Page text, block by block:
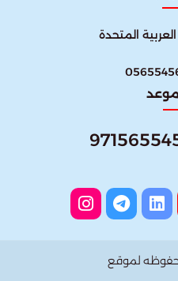
العربية المتحدة​
موعد
لموقع